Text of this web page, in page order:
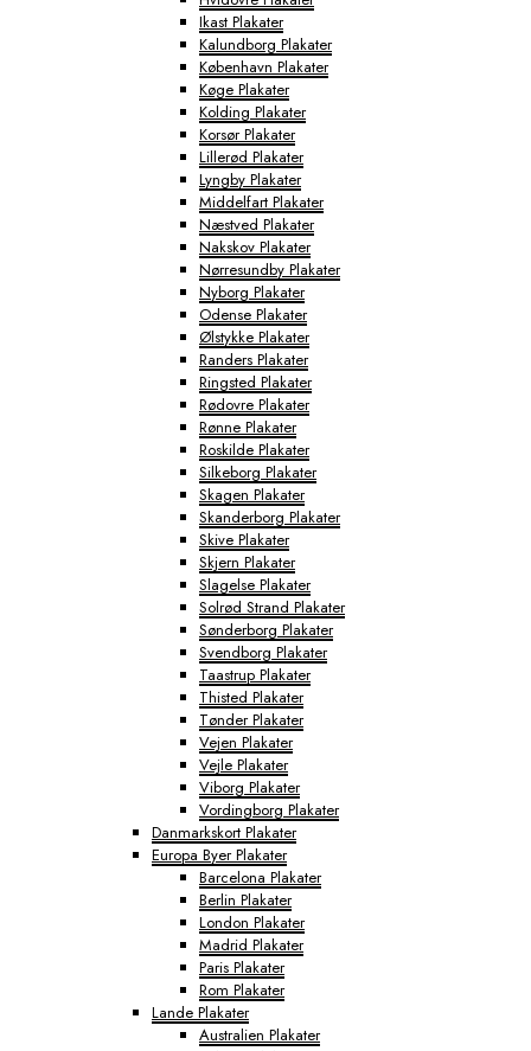
Ikast Plakater
Kalundborg Plakater
København Plakater
Køge Plakater
Kolding Plakater
Korsør Plakater
Lillerød Plakater
Lyngby Plakater
Middelfart Plakater
Næstved Plakater
Nakskov Plakater
Nørresundby Plakater
Nyborg Plakater
Odense Plakater
Ølstykke Plakater
Randers Plakater
Ringsted Plakater
Rødovre Plakater
Rønne Plakater
Roskilde Plakater
Silkeborg Plakater
Skagen Plakater
Skanderborg Plakater
Skive Plakater
Skjern Plakater
Slagelse Plakater
Solrød Strand Plakater
Sønderborg Plakater
Svendborg Plakater
Taastrup Plakater
Thisted Plakater
Tønder Plakater
Vejen Plakater
Vejle Plakater
Viborg Plakater
Vordingborg Plakater
Danmarkskort Plakater
Europa Byer Plakater
Barcelona Plakater
Berlin Plakater
London Plakater
Madrid Plakater
Paris Plakater
Rom Plakater
Lande Plakater
Australien Plakater